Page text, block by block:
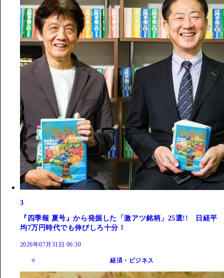
3
『四季報 夏号』から発掘した「激アツ銘柄」25選!! 日経平
均7万円時代でも伸びしろ十分！
2026年07月31日 06:30
経済・ビジネス